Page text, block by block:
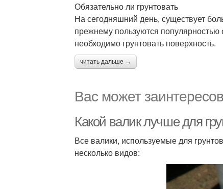
Обязательно ли грунтовать
На сегодняшний день, существует
прежнему пользуются популярностью
необходимо грунтовать поверхность.
читать дальше →
Вас может
Какой валик лучше для
Все валики, используемые для
несколько видов: